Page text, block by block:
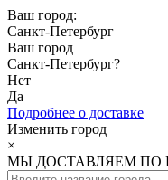
Ваш город:
Санкт-Петербург
Ваш город
Санкт-Петербург?
Нет
Да
Подробнее о доставке
Изменить город
×
МЫ ДОСТАВЛЯЕМ ПО